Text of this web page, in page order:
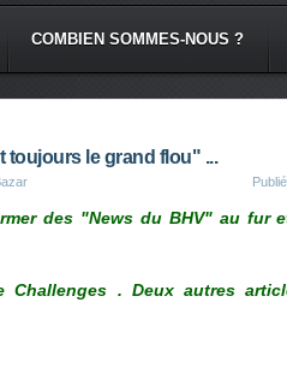
COMBIEN SOMMES-NOUS ?
toujours le grand flou" ...
des "News du BHV" au fur
Challenges . Deux autres